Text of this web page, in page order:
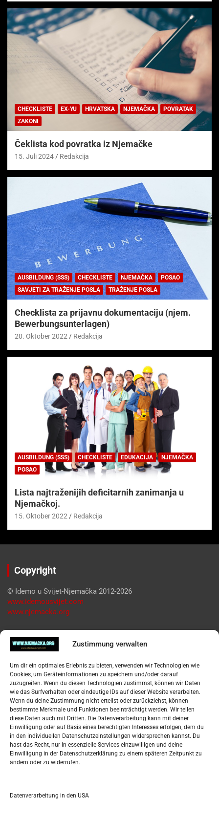
Zustimmung verwalten
Um dir ein optimales Erlebnis zu bieten, verwenden wir Technologien wie
Cookies, um Geräteinformationen zu speichern und/oder darauf
zuzugreifen. Wenn du diesen Technologien zustimmst, können wir Daten
wie das Surfverhalten oder eindeutige IDs auf dieser Website verarbeiten.
Wenn du deine Zustimmung nicht erteilst oder zurückziehst, können
bestimmte Merkmale und Funktionen beeinträchtigt werden. Wir teilen
diese Daten auch mit Dritten. Die Datenverarbeitung kann mit deiner
Einwilligung oder auf Basis eines berechtigten Interesses erfolgen, dem du
in den individuellen Datenschutzeinstellungen widersprechen kannst. Du
hast das Recht, nur in essenzielle Services einzuwilligen und deine
Einwilligung in der Datenschutzerklärung zu einem späteren Zeitpunkt zu
ändern oder zu widerrufen.
Datenverarbeitung in den USA
CHECKLISTE EX-YU HRVATSKA NJEMAČKA
POVRATAK
ZAKONI
Čeklista kod povratka iz Njemačke
15. Juli 2024 Redakcija
AUSBILDUNG (SSS) CHECKLISTE NJEMAČKA
POSAO
SAVJETI ZA TRAŽENJE POSLA
TRAŽENJE POSLA
Checklista za prijavnu dokumentaciju (njem.
Bewerbungsunterlagen)
20. Oktober 2022 Redakcija
AUSBILDUNG (SSS) CHECKLISTE EDUKACIJA
NJEMAČKA
POSAO
Lista najtraženijih deficitarnih zanimanja u
Njemačkoj.
15. Oktober 2022 Redakcija
Copyright
© Idemo u Svijet-Njemačka 2012-2026
www.idemousvijet.com
www.njemacka.org
Pregled
Datenschutzerklärung
Widerufsbelehrung
Oglašavanje / Postavite svoj oglas
Tko je “Idemo u Svijet – Njemačka?
Pretražite stranicu:
S